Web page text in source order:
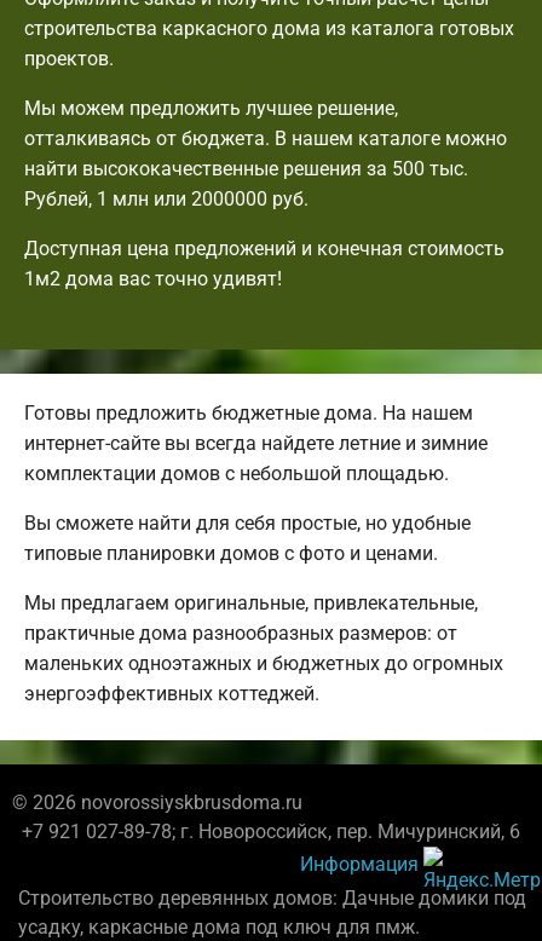
строительства каркасного дома из каталога готовых
проектов.
Мы можем предложить лучшее решение,
отталкиваясь от бюджета. В нашем каталоге можно
найти высококачественные решения за 500 тыс.
Рублей, 1 млн или 2000000 руб.
Доступная цена предложений и конечная стоимость
1м2 дома вас точно удивят!
Готовы предложить бюджетные дома. На нашем
интернет-сайте вы всегда найдете летние и зимние
комплектации домов с небольшой площадью.
Вы сможете найти для себя простые, но удобные
типовые планировки домов с фото и ценами.
Мы предлагаем оригинальные, привлекательные,
практичные дома разнообразных размеров: от
маленьких одноэтажных и бюджетных до огромных
энергоэффективных коттеджей.
© 2026 novorossiyskbrusdoma.ru
+7 921 027-89-78; г. Новороссийск, пер. Мичуринский, 6
Информация
Строительство деревянных домов: Дачные домики под
усадку, каркасные дома под ключ для пмж.